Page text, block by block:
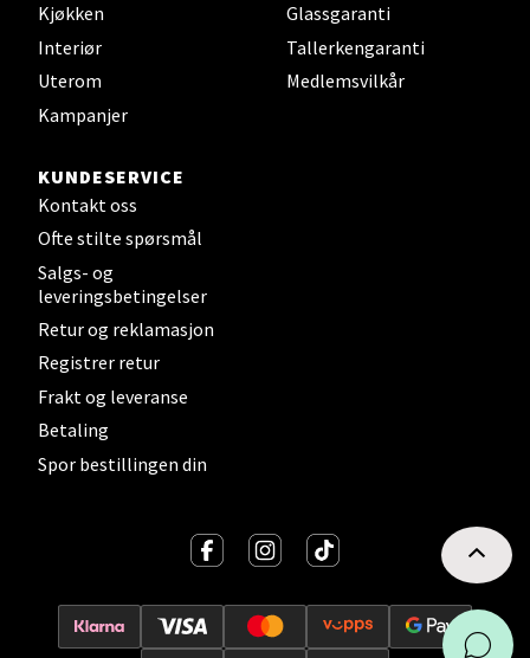
Kjøkken
Interiør
Uterom
Kampanjer
Glassgaranti
Tallerkengaranti
Medlemsvilkår
KUNDESERVICE
Kontakt oss
Ofte stilte spørsmål
Salgs- og
leveringsbetingelser
Retur og reklamasjon
Registrer retur
Frakt og leveranse
Betaling
Spor bestillingen din
Thon Senter Orkanger, Orkdalsveien 113, 7300
Orkanger
Åpent i dag 09-20
4 i butikk
Sandvika - Thon Senter Sandvika
Brodtkorbsgate 7, 1338 Sandvika
3 i butikk
Bergen - Thon Senter Sartor